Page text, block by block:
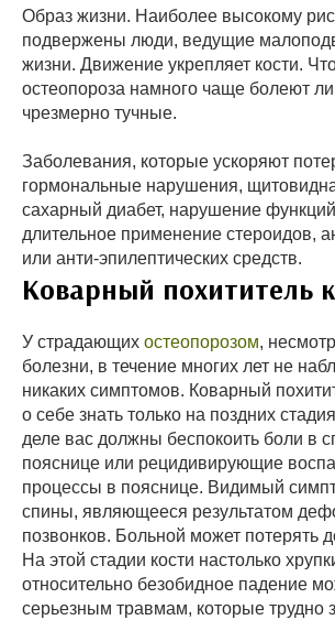
Образ жизни. Наиболее высокому
подвержены люди, ведущие
жизни. Движение укрепляет кости.
остеопороза намного чаще болеют
чрезмерно тучные.
Заболевания, которые ускоряют
гормональные нарушения,
сахарный диабет, нарушение
длительное применение стероидов,
или анти-эпилептических средств.
Коварный похититель
У страдающих остеопорозом,
болезни, в течение многих лет не
никаких симптомов. Коварный
о себе знать только на поздних
деле вас должны беспокоить боли в
пояснице или рецидивирующие
процессы в пояснице. Видимый
спины, являющееся результатом
позвонков. Больной может потерять
На этой стадии кости настолько
относительно безобидное падение
серьезным травмам, которые трудно